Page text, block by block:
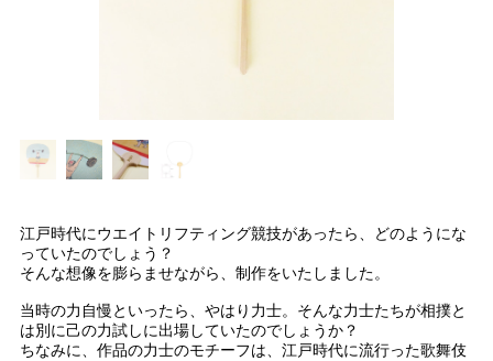
江戸時代にウエイトリフティング競技があったら、どのようにな
っていたのでしょう？
そんな想像を膨らませながら、制作をいたしました。
当時の力自慢といったら、やはり力士。そんな力士たちが相撲と
は別に己の力試しに出場していたのでしょうか？
ちなみに、作品の力士のモチーフは、江戸時代に流行った歌舞伎